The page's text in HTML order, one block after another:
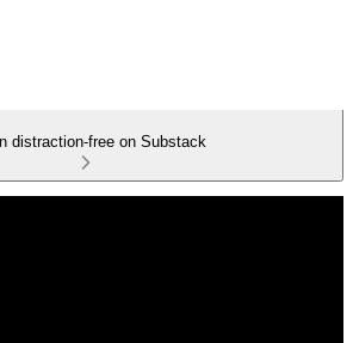
distraction-free on Substack